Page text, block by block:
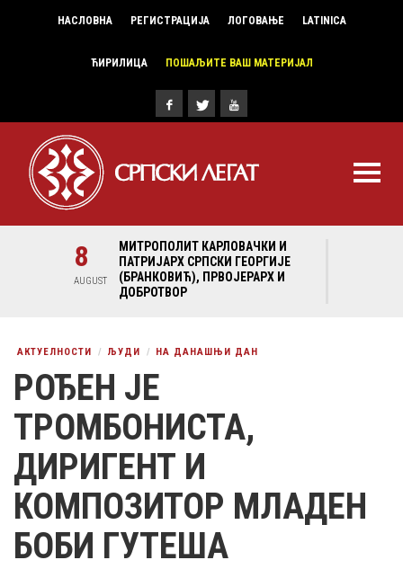
НАСЛОВНА РЕГИСТРАЦИЈА ЛОГОВАЊЕ LATINICA
ЋИРИЛИЦА ПОШАЉИТЕ ВАШ МАТЕРИЈАЛ
8
AUGUST
МИТРОПОЛИТ КАРЛОВАЧКИ И
ПАТРИЈАРХ СРПСКИ ГЕОРГИЈЕ
(БРАНКОВИЋ), ПРВОЈЕРАРХ И
ДОБРОТВОР
АКТУЕЛНОСТИ ЉУДИ НА ДАНАШЊИ ДАН
РОЂЕН ЈЕ
ТРОМБОНИСТА,
ДИРИГЕНТ И
КОМПОЗИТОР МЛАДЕН
БОБИ ГУТЕША